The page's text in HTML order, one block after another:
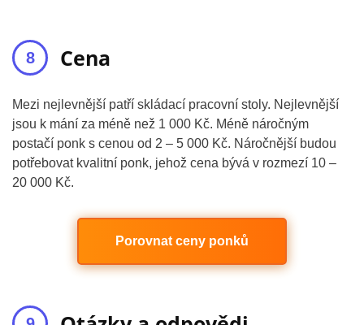
Cena
Mezi nejlevnější patří skládací pracovní stoly. Nejlevnější
jsou k mání za méně než 1 000 Kč. Méně náročným
postačí ponk s cenou od 2 – 5 000 Kč. Náročnější budou
potřebovat kvalitní ponk, jehož cena bývá v rozmezí 10 –
20 000 Kč.
Porovnat ceny ponků